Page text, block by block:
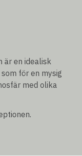
är en idealisk
för en mysig
med olika